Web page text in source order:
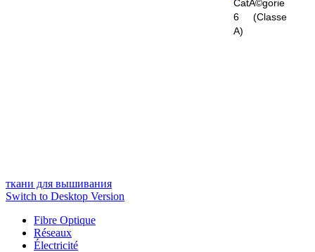
CatÃ©gorie
6 (Classe
A)
ткани для вышивания
Switch to Desktop Version
Fibre Optique
Réseaux
Électricité